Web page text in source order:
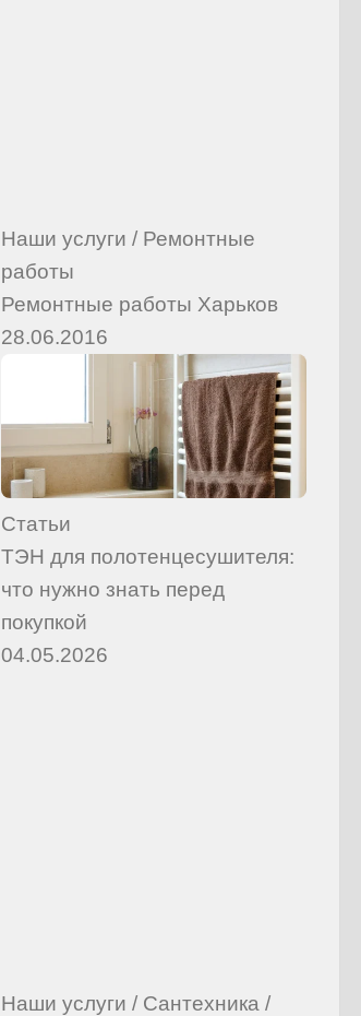
Наши услуги / Ремонтные
работы
Ремонтные работы Харьков
28.06.2016
Статьи
ТЭН для полотенцесушителя:
что нужно знать перед
покупкой
04.05.2026
Наши услуги / Сантехника /